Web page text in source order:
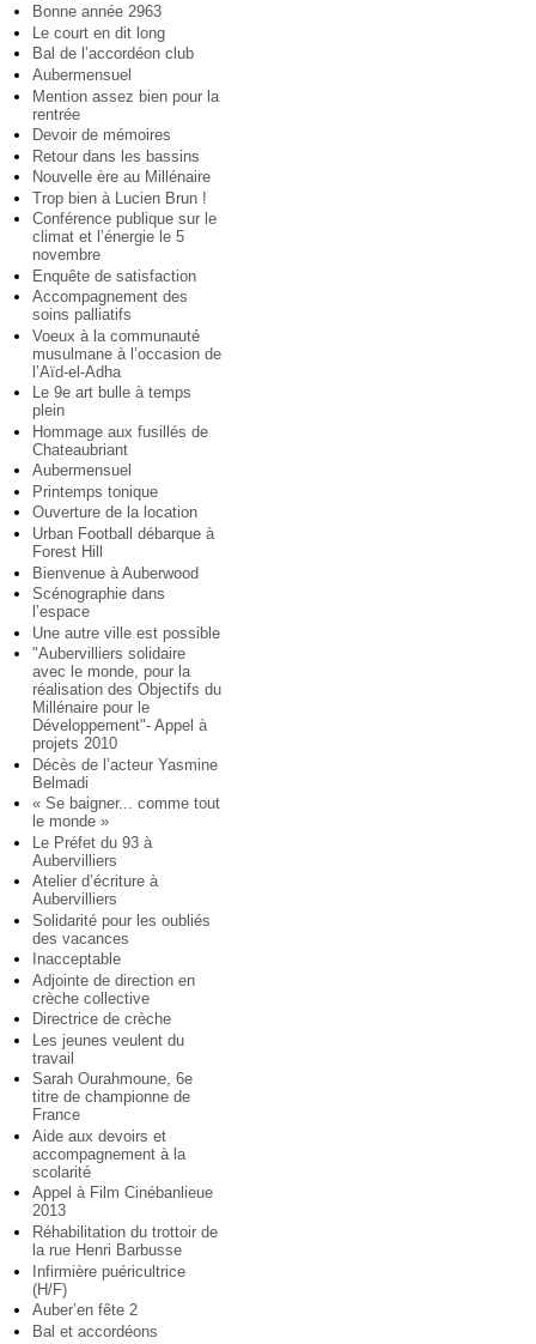
Bonne année 2963
Le court en dit long
Bal de l’accordéon club
Aubermensuel
Mention assez bien pour la
rentrée
Devoir de mémoires
Retour dans les bassins
Nouvelle ère au Millénaire
Trop bien à Lucien Brun !
Conférence publique sur le
climat et l’énergie le 5
novembre
Enquête de satisfaction
Accompagnement des
soins palliatifs
Voeux à la communauté
musulmane à l’occasion de
l’Aïd-el-Adha
Le 9e art bulle à temps
plein
Hommage aux fusillés de
Chateaubriant
Aubermensuel
Printemps tonique
Ouverture de la location
Urban Football débarque à
Forest Hill
Bienvenue à Auberwood
Scénographie dans
l’espace
Une autre ville est possible
"Aubervilliers solidaire
avec le monde, pour la
réalisation des Objectifs du
Millénaire pour le
Développement"- Appel à
projets 2010
Décès de l’acteur Yasmine
Belmadi
« Se baigner... comme tout
le monde »
Le Préfet du 93 à
Aubervilliers
Atelier d’écriture à
Aubervilliers
Solidarité pour les oubliés
des vacances
Inacceptable
Adjointe de direction en
crèche collective
Directrice de crèche
Les jeunes veulent du
travail
Sarah Ourahmoune, 6e
titre de championne de
France
Aide aux devoirs et
accompagnement à la
scolarité
Appel à Film Cinébanlieue
2013
Réhabilitation du trottoir de
la rue Henri Barbusse
Infirmière puéricultrice
(H/F)
Auber’en fête 2
Bal et accordéons